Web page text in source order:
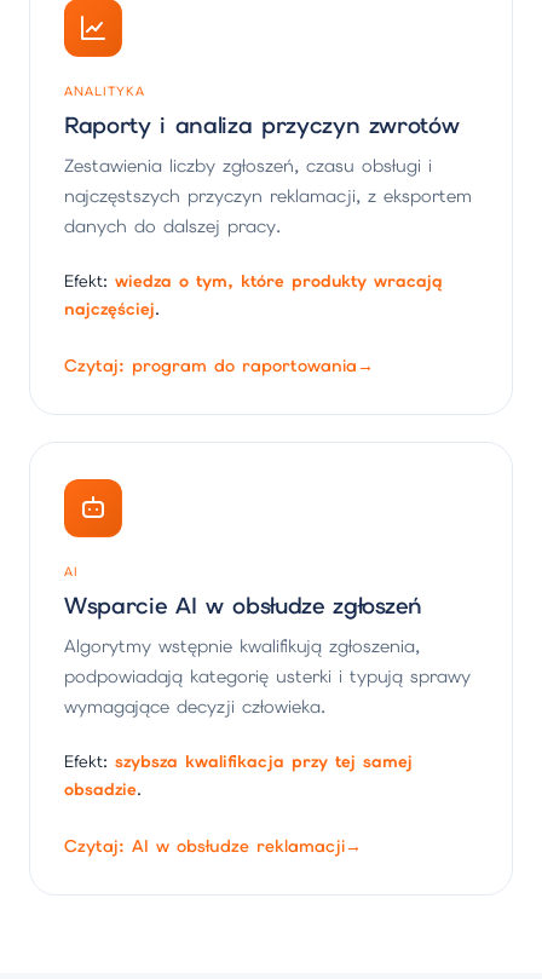
ANALITYKA
Raporty i analiza przyczyn zwrotów
Zestawienia liczby zgłoszeń, czasu obsługi i
najczęstszych przyczyn reklamacji, z eksportem
danych do dalszej pracy.
Efekt: wiedza o tym, które produkty wracają
najczęściej.
Czytaj: program do raportowania→
AI
Wsparcie AI w obsłudze zgłoszeń
Algorytmy wstępnie kwalifikują zgłoszenia,
podpowiadają kategorię usterki i typują sprawy
wymagające decyzji człowieka.
Efekt: szybsza kwalifikacja przy tej samej
obsadzie.
Czytaj: AI w obsłudze reklamacji→